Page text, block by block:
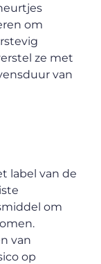
om
ze met
van
label van de
om
van
op